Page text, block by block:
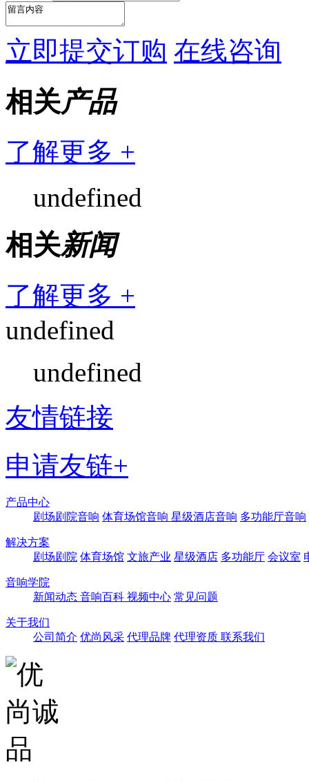
立即提交订购 在线咨询
相关产品
了解更多 +
undefined
相关新闻
了解更多 +
undefined
undefined
友情链接
申请友链+
产品中心
剧场剧院音响 体育场馆音响 星级酒店音响 多功能厅音响
解决方案
剧场剧院 体育场馆 文旅产业 星级酒店 多功能厅 会议室
音响学院
新闻动态 音响百科 视频中心 常见问题
关于我们
公司简介 优尚风采 代理品牌 代理资质 联系我们